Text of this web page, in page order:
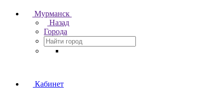
Мурманск
Назад
Города
Кабинет